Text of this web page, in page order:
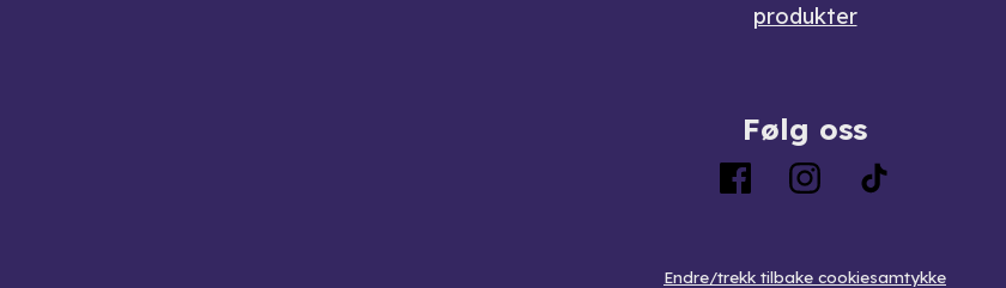
produkter
Følg oss
Endre/trekk tilbake cookiesamtykke